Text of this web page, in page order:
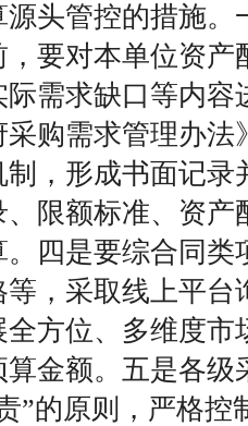
头管控的措施。
要对本单位资产
需求缺口等内容
购需求管理办法
，形成书面记录
限额标准、资产
四是要综合同类
，采取线上平台
方位、多维度市
金额。五是各级
”的原则，严格控